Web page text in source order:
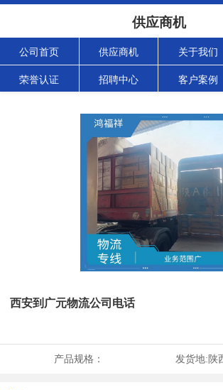
供应商机
公司首页 供应商机 关于我们
荣誉认证 招聘中心 客户案例
西安到广元物流公司电话
产品规格： 发货地:陕